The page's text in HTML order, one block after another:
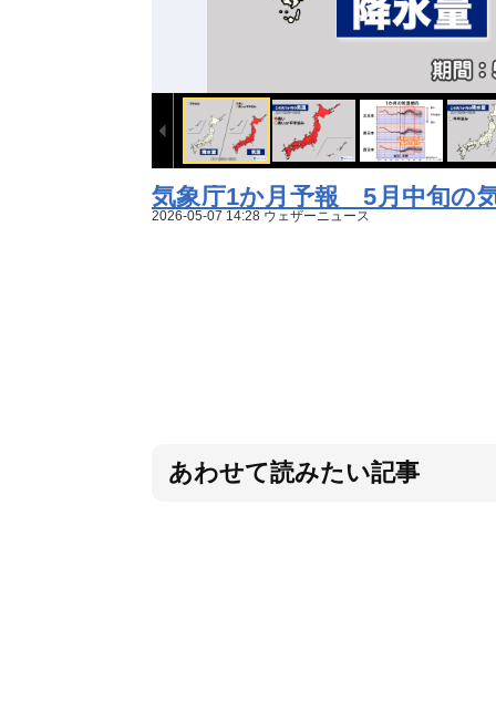
気象庁1か月予報 5月中旬の
2026-05-07 14:28 ウェザーニュース
あわせて読みたい記事